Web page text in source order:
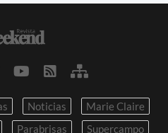
Noticias
Marie Claire
Parabrisas
Supercampo